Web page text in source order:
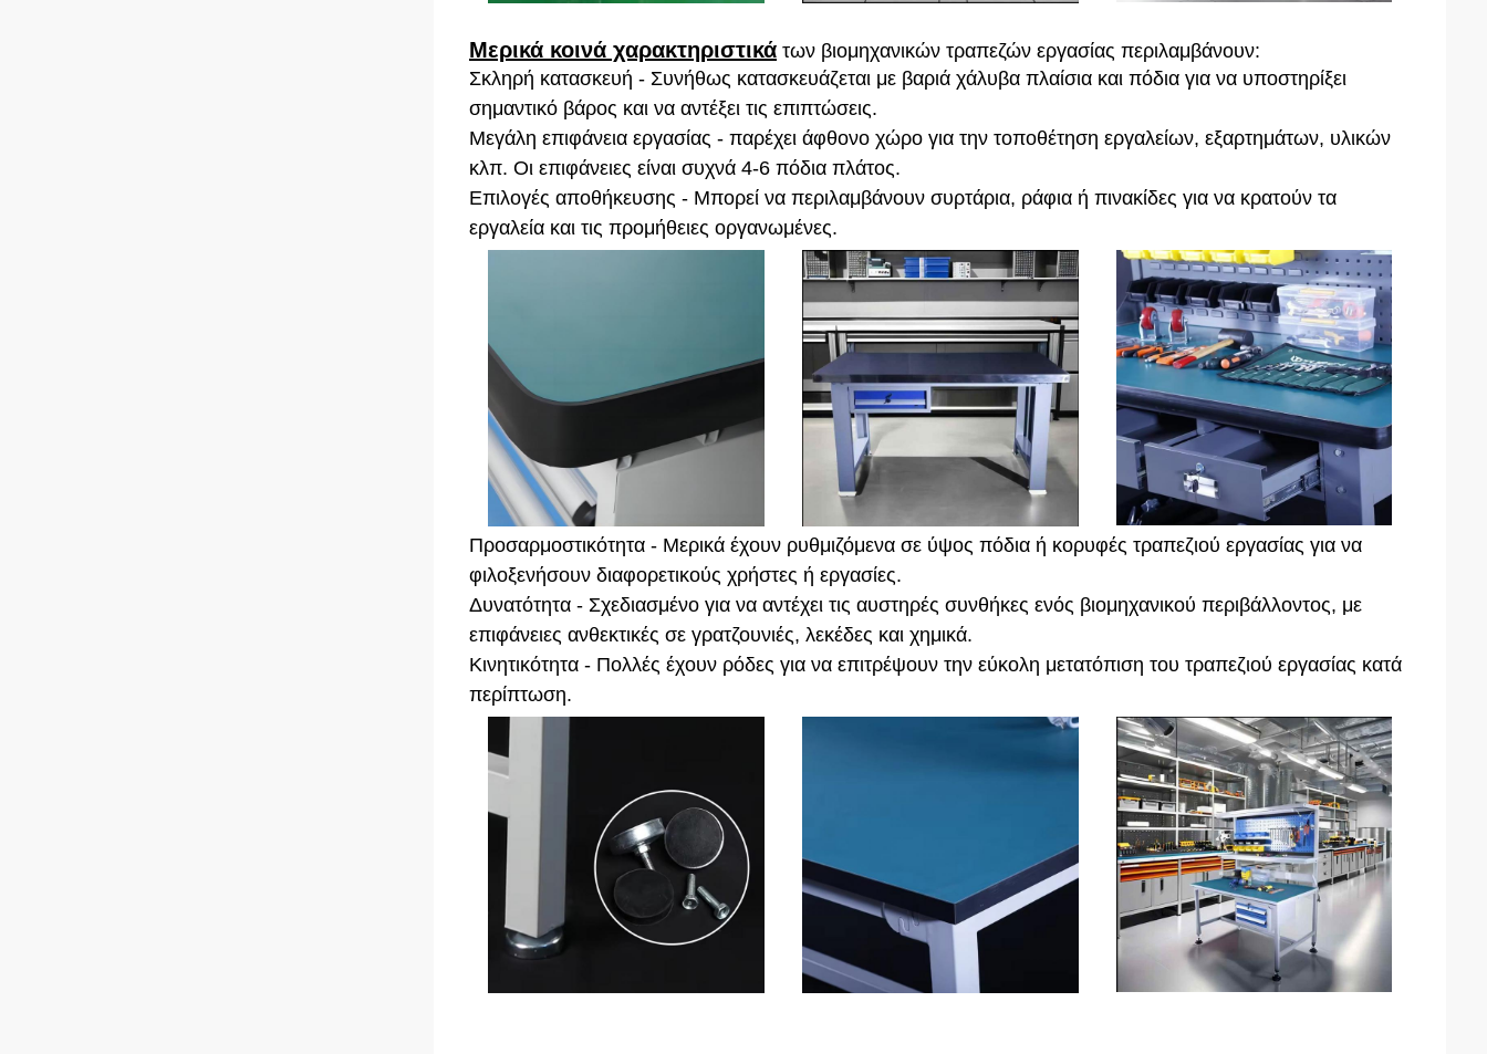
Μερικά κοινά χαρακτηριστικά των βιομηχανικών τραπεζών εργασίας περιλαμβάνουν:
Σκληρή κατασκευή - Συνήθως κατασκευάζεται με βαριά χάλυβα πλαίσια και πόδια για να υποστηρίξει
σημαντικό βάρος και να αντέξει τις επιπτώσεις.
Μεγάλη επιφάνεια εργασίας - παρέχει άφθονο χώρο για την τοποθέτηση εργαλείων, εξαρτημάτων, υλικών
κλπ. Οι επιφάνειες είναι συχνά 4-6 πόδια πλάτος.
Επιλογές αποθήκευσης - Μπορεί να περιλαμβάνουν συρτάρια, ράφια ή πινακίδες για να κρατούν τα
εργαλεία και τις προμήθειες οργανωμένες.
Προσαρμοστικότητα - Μερικά έχουν ρυθμιζόμενα σε ύψος πόδια ή κορυφές τραπεζιού εργασίας για να
φιλοξενήσουν διαφορετικούς χρήστες ή εργασίες.
Δυνατότητα - Σχεδιασμένο για να αντέχει τις αυστηρές συνθήκες ενός βιομηχανικού περιβάλλοντος, με
επιφάνειες ανθεκτικές σε γρατζουνιές, λεκέδες και χημικά.
Κινητικότητα - Πολλές έχουν ρόδες για να επιτρέψουν την εύκολη μετατόπιση του τραπεζιού εργασίας κατά
περίπτωση.